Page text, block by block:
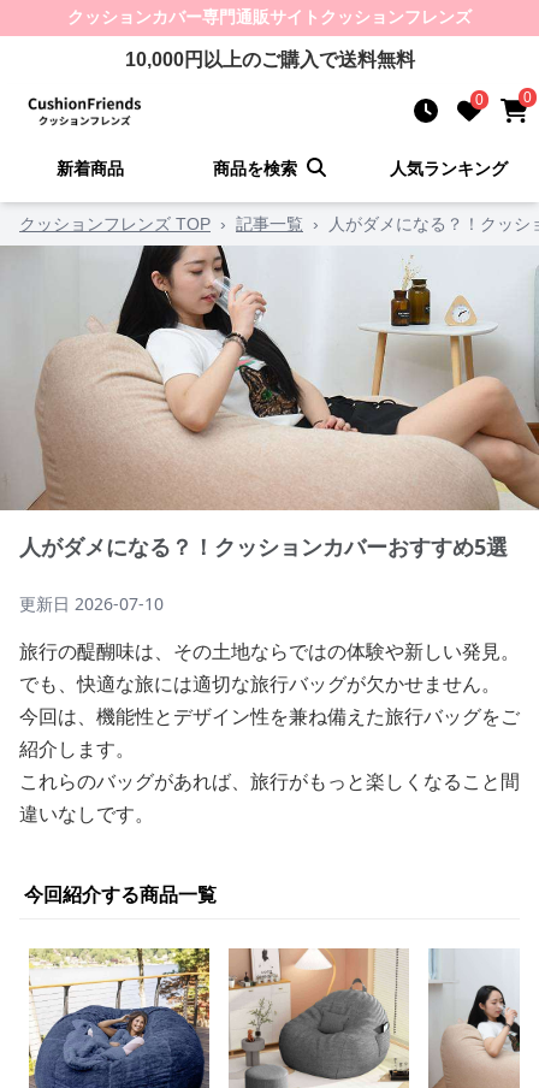
クッションカバー専門通販サイト クッションフレンズ
10,000円以上のご購入で送料無料
0 0
新着商品 商品を検索 人気ランキング
クッションフレンズ TOP › 記事一覧 › 人がダメになる？！クッ
人がダメになる？！クッションカバーおすすめ5選
更新日 2026-07-10
旅行の醍醐味は、その土地ならではの体験や新しい発見。
でも、快適な旅には適切な旅行バッグが欠かせません。
今回は、機能性とデザイン性を兼ね備えた旅行バッグをご
紹介します。
これらのバッグがあれば、旅行がもっと楽しくなること間
違いなしです。
今回紹介する商品一覧